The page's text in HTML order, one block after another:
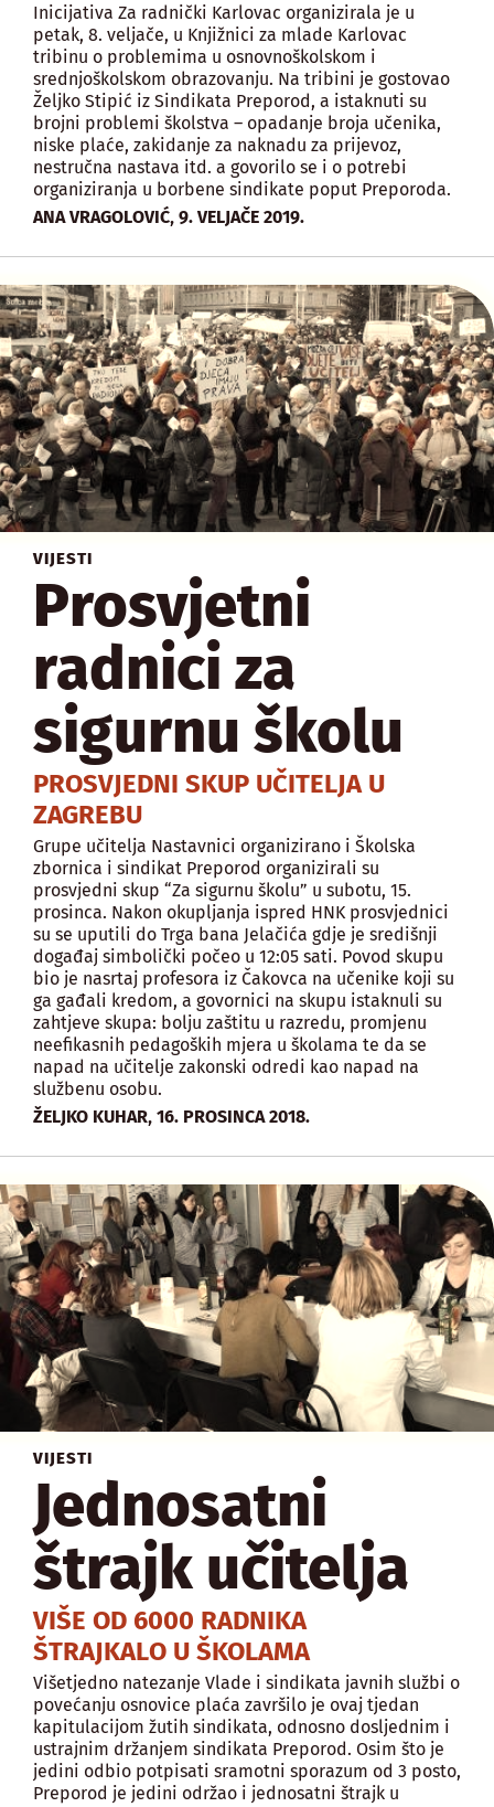
Inicijativa Za radnički Karlovac organizirala je u
petak, 8. veljače, u Knjižnici za mlade Karlovac
tribinu o problemima u osnovnoškolskom i
srednjoškolskom obrazovanju. Na tribini je gostovao
Željko Stipić iz Sindikata Preporod, a istaknuti su
brojni problemi školstva – opadanje broja učenika,
niske plaće, zakidanje za naknadu za prijevoz,
nestručna nastava itd. a govorilo se i o potrebi
organiziranja u borbene sindikate poput Preporoda.
ANA VRAGOLOVIĆ, 9. VELJAČE 2019.
VIJESTI
Prosvjetni
radnici za
sigurnu školu
PROSVJEDNI SKUP UČITELJA U
ZAGREBU
Grupe učitelja Nastavnici organizirano i Školska
zbornica i sindikat Preporod organizirali su
prosvjedni skup “Za sigurnu školu” u subotu, 15.
prosinca. Nakon okupljanja ispred HNK prosvjednici
su se uputili do Trga bana Jelačića gdje je središnji
događaj simbolički počeo u 12:05 sati. Povod skupu
bio je nasrtaj profesora iz Čakovca na učenike koji su
ga gađali kredom, a govornici na skupu istaknuli su
zahtjeve skupa: bolju zaštitu u razredu, promjenu
neefikasnih pedagoških mjera u školama te da se
napad na učitelje zakonski odredi kao napad na
službenu osobu.
ŽELJKO KUHAR, 16. PROSINCA 2018.
VIJESTI
Jednosatni
štrajk učitelja
VIŠE OD 6000 RADNIKA
ŠTRAJKALO U ŠKOLAMA
Višetjedno natezanje Vlade i sindikata javnih službi o
povećanju osnovice plaća završilo je ovaj tjedan
kapitulacijom žutih sindikata, odnosno dosljednim i
ustrajnim držanjem sindikata Preporod. Osim što je
jedini odbio potpisati sramotni sporazum od 3 posto,
Preporod je jedini održao i jednosatni štrajk u